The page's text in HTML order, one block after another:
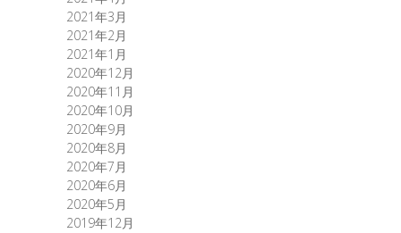
2021年3月
2021年2月
2021年1月
2020年12月
2020年11月
2020年10月
2020年9月
2020年8月
2020年7月
2020年6月
2020年5月
2019年12月